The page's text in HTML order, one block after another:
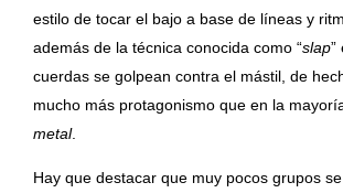
estilo de tocar el bajo a base de líneas y
además de la técnica conocida como “slap”
cuerdas se golpean contra el mástil, de
mucho más protagonismo que en la
metal.
Hay que destacar que muy pocos grupos